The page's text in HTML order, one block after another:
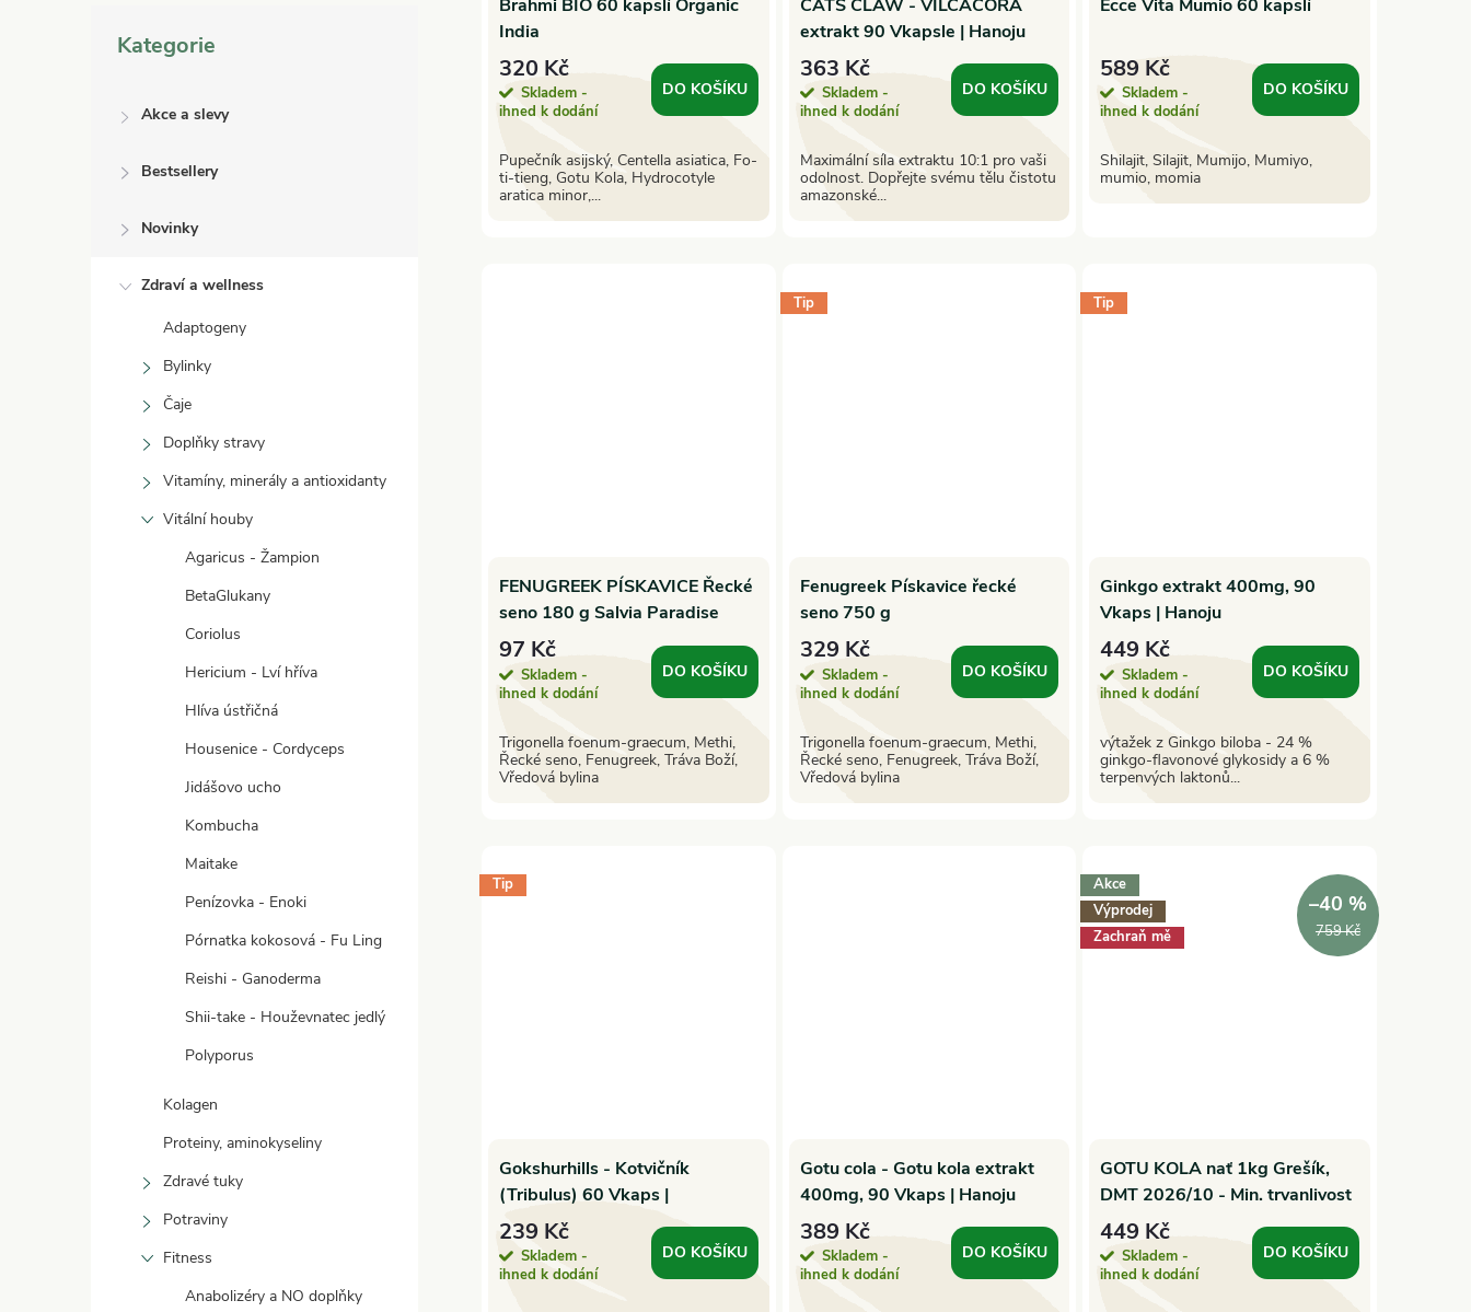
kategorie
Kategorie
Akce a slevy
Bestsellery
Novinky
Zdraví a wellness
Adaptogeny
Bylinky
Čaje
Doplňky stravy
Vitamíny, minerály a antioxidanty
Vitální houby
Agaricus - Žampion
BetaGlukany
Coriolus
Hericium - Lví hříva
Hlíva ústřičná
Housenice - Cordyceps
Jidášovo ucho
Kombucha
Maitake
Penízovka - Enoki
Pórnatka kokosová - Fu Ling
Reishi - Ganoderma
Shii-take - Houževnatec jedlý
Polyporus
Kolagen
Proteiny, aminokyseliny
Zdravé tuky
Potraviny
Fitness
Anabolizéry a NO doplňky
d
u
k
o
d
u
Brahmi BIO 60 kapslí Organic
India
320 Kč
Skladem -
ihned k dodání
DO KOŠÍKU
Pupečník asijský, Centella asiatica, Fo-
ti-tieng, Gotu Kola, Hydrocotyle
aratica minor,...
CATS CLAW - VILCACORA
extrakt 90 Vkapsle | Hanoju
363 Kč
Skladem -
ihned k dodání
DO KOŠÍKU
Maximální síla extraktu 10:1 pro vaši
odolnost. Dopřejte svému tělu čistotu
amazonské...
Ecce Vita Mumio 60 kapslí
589 Kč
Skladem -
ihned k dodání
DO KOŠÍKU
Shilajit, Silajit, Mumijo, Mumiyo,
mumio, momia
FENUGREEK PÍSKAVICE Řecké
seno 180 g Salvia Paradise
97 Kč
Skladem -
ihned k dodání
DO KOŠÍKU
Trigonella foenum-graecum, Methi,
Řecké seno, Fenugreek, Tráva Boží,
Vředová bylina
Tip
Fenugreek Pískavice řecké
seno 750 g
329 Kč
Skladem -
ihned k dodání
DO KOŠÍKU
Trigonella foenum-graecum, Methi,
Řecké seno, Fenugreek, Tráva Boží,
Vředová bylina
Tip
Ginkgo extrakt 400mg, 90
Vkaps | Hanoju
449 Kč
Skladem -
ihned k dodání
DO KOŠÍKU
výtažek z Ginkgo biloba - 24 %
ginkgo-flavonové glykosidy a 6 %
terpenvých laktonů...
Tip
Gokshurhills - Kotvičník
(Tribulus) 60 Vkaps |
Herbalhills
239 Kč
Skladem -
ihned k dodání
DO KOŠÍKU
Gotu cola - Gotu kola extrakt
400mg, 90 Vkaps | Hanoju
389 Kč
Skladem -
ihned k dodání
DO KOŠÍKU
Akce
Výprodej
Zachraň mě
759 Kč
–40 %
GOTU KOLA nať 1kg Grešík,
DMT 2026/10 - Min. trvanlivost
449 Kč
Skladem -
ihned k dodání
DO KOŠÍKU